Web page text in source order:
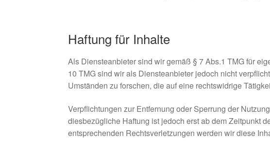
Haftung für Inhalte
Als Diensteanbieter sind wir gemäß § 7 Abs.1 TMG für
10 TMG sind wir als Diensteanbieter jedoch nicht
Umständen zu forschen, die auf eine rechtswidrige
Verpflichtungen zur Entfernung oder Sperrung der
diesbezügliche Haftung ist jedoch erst ab dem Zeitpunkt
entsprechenden Rechtsverletzungen werden wir diese